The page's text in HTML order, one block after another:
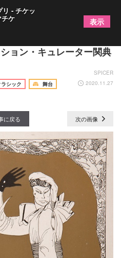
たち」展の見どころを、
ョン・キュレーター関典
SPICER
ラシック
舞台
2020.11.27
に戻る 次の画像
リ - チケッ
チケ 表示